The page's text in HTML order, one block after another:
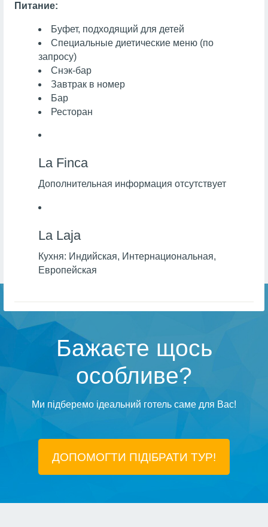
Питание:
Буфет, подходящий для детей
Специальные диетические меню (по
запросу)
Снэк-бар
Завтрак в номер
Бар
Ресторан
La Finca
Дополнительная информация отсутствует
La Laja
Кухня: Индийская, Интернациональная,
Европейская
Бажаєте щось
особливе?
Ми підберемо ідеальний готель саме для Вас!
ДОПОМОГТИ ПІДIБРАТИ ТУР!